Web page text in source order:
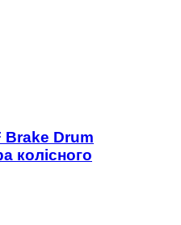
Brake Drum
колісного